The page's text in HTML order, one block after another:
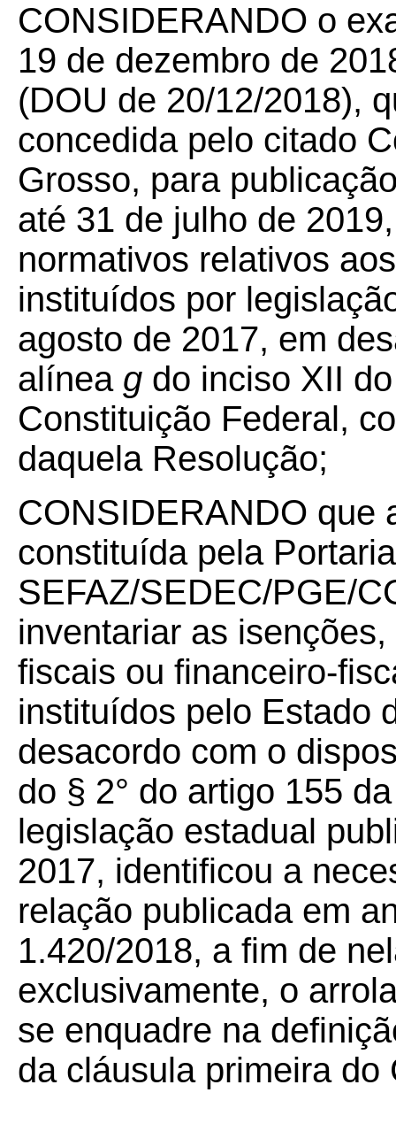
CONSIDERANDO o
19 de dezembro de
(DOU de 20/12/2018),
concedida pelo citado
Grosso, para
até 31 de julho de
normativos relativos
instituídos por
agosto de 2017, em
alínea g do inciso XII
Constituição Federal,
daquela Resolução;
CONSIDERANDO que
constituída pela
SEFAZ/SEDEC/PGE/
inventariar as
fiscais ou financeiro-
instituídos pelo Estado
desacordo com o
do § 2° do artigo 155
legislação estadual
2017, identificou a
relação publicada em
1.420/2018, a fim de
exclusivamente, o
se enquadre na
da cláusula primeira